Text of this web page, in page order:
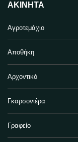
ΑΚΊΝΗΤΑ
Αγροτεμάχιο
Αποθήκη
Αρχοντικό
Γκαρσονιέρα
Γραφείο